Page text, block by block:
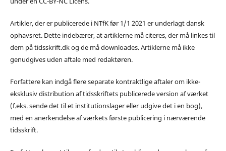
Artikler, der er publicerede i NTfK før 1/1 2021 er underlagt dansk
ophavsret. Dette indebærer, at artiklerne må citeres, der må linkes til
dem på tidsskrift.dk og de må downloades. Artiklerne må ikke
genudgives uden aftale med redaktøren.
Forfattere kan indgå flere separate kontraktlige aftaler om ikke-
eksklusiv distribution af tidsskriftets publicerede version af værket
(f.eks. sende det til et institutionslager eller udgive det i en bog),
med en anerkendelse af værkets første publicering i nærværende
tidsskrift.